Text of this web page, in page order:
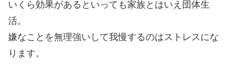
いくら効果があるといっても家族とはいえ団体生
活。
嫌なことを無理強いして我慢するのはストレスにな
ります。